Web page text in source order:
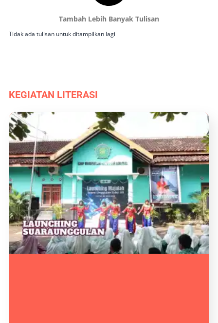
Tambah Lebih Banyak Tulisan
Tidak ada tulisan untuk ditampilkan lagi
KEGIATAN LITERASI